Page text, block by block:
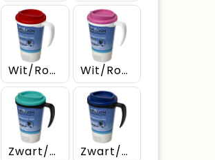
Wit/Rood Wit/Roze
Zwart/Aquablauw Zwart/Blauw